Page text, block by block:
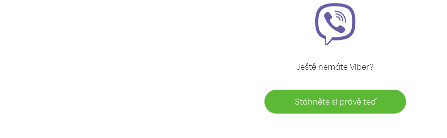
Ještě nemáte Viber?
Stáhněte si právě teď